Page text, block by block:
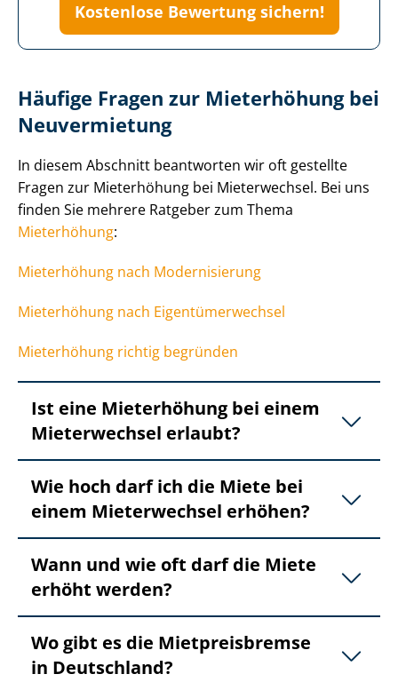
Kostenlose Bewertung sichern!
Häufige Fragen zur Mieterhöhung bei
Neuvermietung
In diesem Abschnitt beantworten wir oft gestellte
Fragen zur Mieterhöhung bei Mieterwechsel. Bei uns
finden Sie mehrere Ratgeber zum Thema
Mieterhöhung:
Mieterhöhung nach Modernisierung
Mieterhöhung nach Ei­gen­tü­mer­wech­sel
Mieterhöhung richtig begründen
Ist eine Mieterhöhung bei einem
Mieterwechsel erlaubt?
Wie hoch darf ich die Miete bei
einem Mieterwechsel erhöhen?
Wann und wie oft darf die Miete
erhöht werden?
Wo gibt es die Mietpreisbremse
in Deutschland?